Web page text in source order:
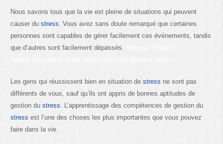
Nous savons tous que la vie est pleine de situations qui peuvent
causer dustress. Vous avez sans doute remarqué que certaines
personnes sont capables de gérer facilement ces événements, tandis
que d’autres sont facilement dépassés.
Les gens qui réussissent bien en situation destress ne sont pas
différents de vous, sauf qu’ils ont appris de bonnes aptitudes de
gestion dustress. L’apprentissage des compétences de gestion du
stress est l’une des choses les plus importantes que vous pouvez
faire dans la vie.